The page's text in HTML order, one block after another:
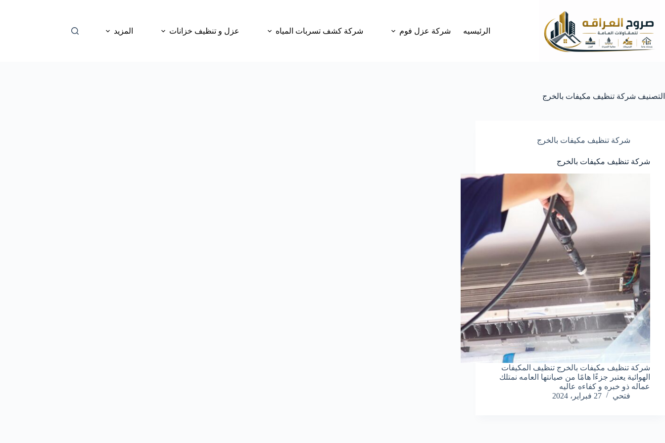
المحتوى
الرئيسيه
شركة عزل فوم شركة كشف تسربات المياه عزل و تنظيف خزانات المزيد
التصنيف شركة تنظيف مكيفات بالخرج
شركة تنظيف مكيفات بالخرج
شركة تنظيف مكيفات بالخرج
شركة تنظيف مكيفات بالخرج تنظيف المكيفات
الهوائية يعتبر جزءًا هامًا من صيانتها العامه نمتلك
عماله ذو خبره و كفاءه عاليه
فتحي
27 فبراير، 2024